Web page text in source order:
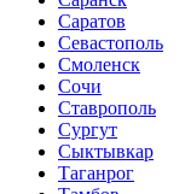
Саратов
Севастополь
Смоленск
Сочи
Ставрополь
Сургут
Сыктывкар
Таганрог